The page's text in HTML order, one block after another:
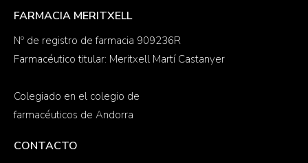
FARMACIA MERITXELL
Nº de registro de farmacia 909236R
Farmacéutico titular: Meritxell Martí Castanyer
Colegiado en el colegio de
farmacéuticos de Andorra
CONTACTO